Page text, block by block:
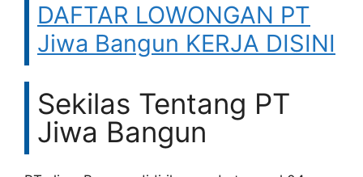
DAFTAR LOWONGAN PT
Jiwa Bangun KERJA DISINI
Sekilas Tentang PT
Jiwa Bangun